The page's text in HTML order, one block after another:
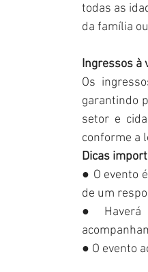
todas as
da família
Ingressos à
Os
garantindo
setor e
conforme a
Dicas
● O evento
de um
● Haverá
● O evento